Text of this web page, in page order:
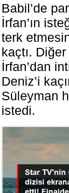
Babil’de
İrfan’ın
terk
kaçtı.
İrfan’dan
Deniz’i
Süleyman
istedi.